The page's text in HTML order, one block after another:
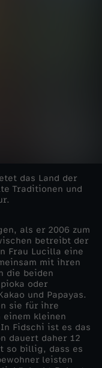
das Land der
Traditionen und
als er 2006 zum
betreibt der
Frau Lucilla eine
mit ihren
die beiden
oder
und Papayas.
sie für ihre
einem kleinen
Fidschi ist es das
dauert daher 12
so billig, dass es
leisten